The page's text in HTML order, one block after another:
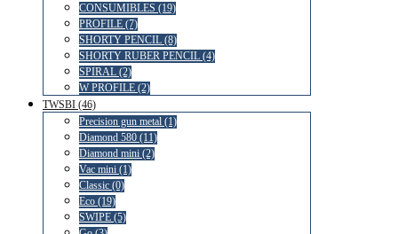
CONSUMIBLES (19)
PROFILE (7)
SHORTY PENCIL (8)
SHORTY RUBER PENCIL (4)
SPIRAL (2)
W PROFILE (2)
TWSBI (46)
Precision gun metal (1)
Diamond 580 (11)
Diamond mini (2)
Vac mini (1)
Classic (0)
Eco (19)
SWIPE (5)